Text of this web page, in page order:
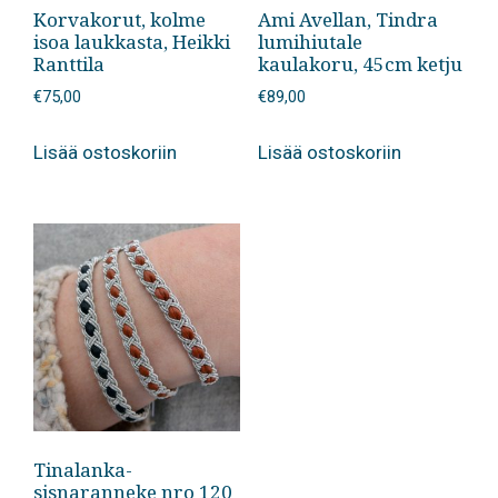
Korvakorut, kolme
isoa laukkasta, Heikki
Ranttila
€75,00
Lisää ostoskoriin
Ami Avellan, Tindra
lumihiutale
kaulakoru, 45cm ketju
€89,00
Lisää ostoskoriin
Tinalanka-
sisnaranneke nro 120